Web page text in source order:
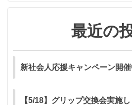
最近の
新社会人応援キャンペーン開催
【5/18】グリップ交換会実施し